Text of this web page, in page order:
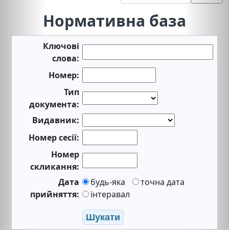
Нормативна база
Ключові
слова:
Номер:
Тип
документа:
Видавник:
Номер сесії:
Номер
скликання:
Дата
прийняття:
будь-яка
точна дата
інтеравал
Шукати